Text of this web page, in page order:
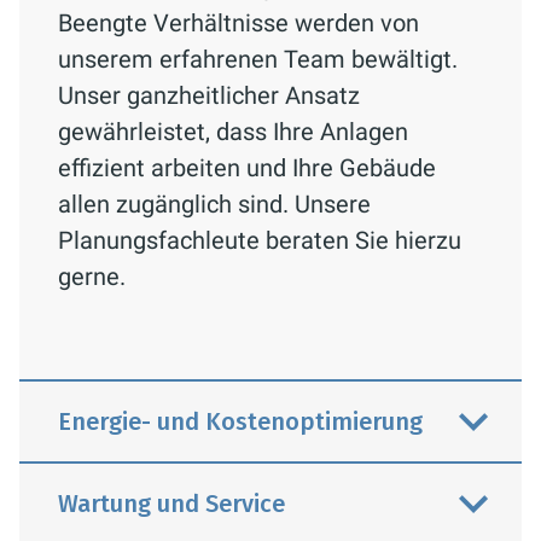
Beengte Verhältnisse werden von
unserem erfahrenen Team bewältigt.
Unser ganzheitlicher Ansatz
gewährleistet, dass Ihre Anlagen
effizient arbeiten und Ihre Gebäude
allen zugänglich sind. Unsere
Planungsfachleute beraten Sie hierzu
gerne.
Energie- und Kostenoptimierung
Wartung und Service